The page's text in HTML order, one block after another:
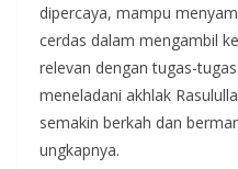
dipercaya, mampu
cerdas dalam mengambil
relevan dengan tugas-
meneladani akhlak
semakin berkah dan
ungkapnya.